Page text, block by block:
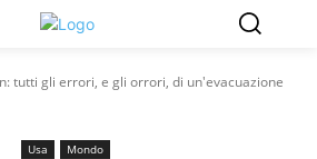
tutti gli errori, e gli orrori, di un'evacuazione
Usa Mondo